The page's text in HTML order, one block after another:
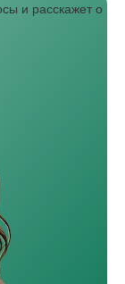
и расскажет о